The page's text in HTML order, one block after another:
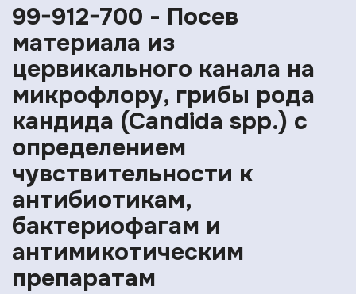
99-912-700 - Посев
материала из
цервикального канала на
микрофлору, грибы рода
кандида (Candida spp.) c
определением
чувствительности к
антибиотикам,
бактериофагам и
антимикотическим
препаратам